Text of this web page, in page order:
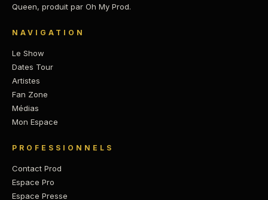
Queen, produit par Oh My Prod.
NAVIGATION
Le Show
Dates Tour
Artistes
Fan Zone
Médias
Mon Espace
PROFESSIONNELS
Contact Prod
Espace Pro
Espace Presse